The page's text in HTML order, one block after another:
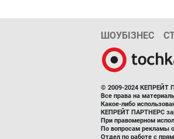
ШОУБІЗНЕС
© 2009-2024 КЕПРЕЙТ
Все права на
Какое-либо
КЕПРЕЙТ ПАРТНЕРС
При правомерном
По вопросам рекламы
Отдел по работе с